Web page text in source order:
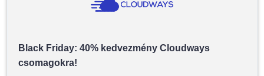
Black Friday: 40% kedvezmény Cloudways
csomagokra!